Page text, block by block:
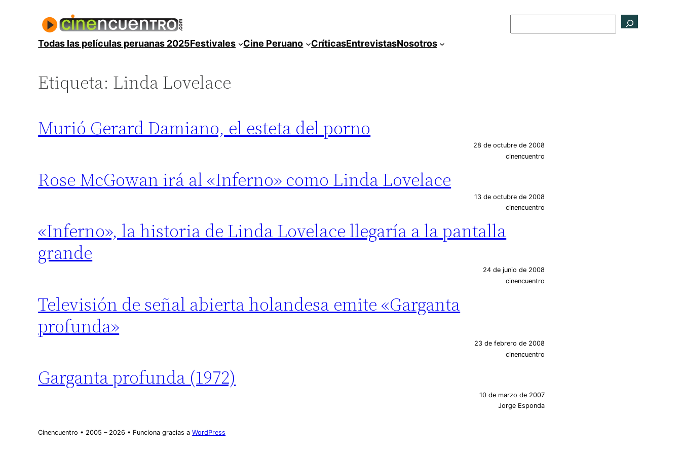
contenidoTodas las películas peruanas 2025Festivales Cine Peruano CríticasEntrevistasNosotros
Etiqueta: Linda Lovelace
Murió Gerard Damiano, el esteta del porno
28 de octubre de 2008
cinencuentro
Rose McGowan irá al «Inferno» como Linda Lovelace
13 de octubre de 2008
cinencuentro
«Inferno», la historia de Linda Lovelace llegaría a la pantalla
grande
24 de junio de 2008
cinencuentro
Televisión de señal abierta holandesa emite «Garganta
profunda»
23 de febrero de 2008
cinencuentro
Garganta profunda (1972)
10 de marzo de 2007
Jorge Esponda
Cinencuentro • 2005 – 2026 • Funciona gracias aWordPress